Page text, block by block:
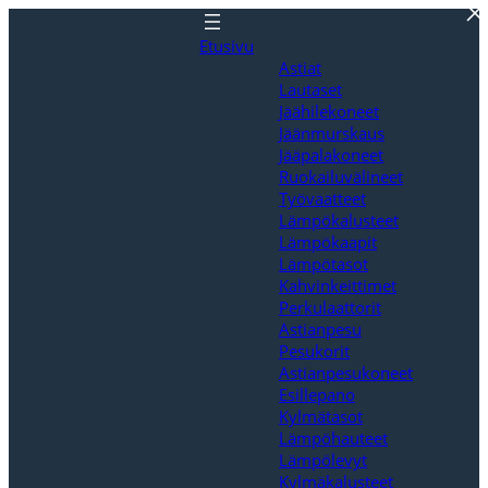
Etusivu
Astiat
Lautaset
Jäähilekoneet
Jäänmurskaus
Jääpalakoneet
Ruokailuvälineet
Työvaatteet
Lämpökalusteet
Lämpökaapit
Lämpötasot
Kahvinkeittimet
Perkulaattorit
Astianpesu
Pesukorit
Astianpesukoneet
Esillepano
Kylmätasot
Lämpöhauteet
Lämpölevyt
Kylmäkalusteet